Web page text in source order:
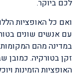
לכם ביוקר.
ואם כל האופציות
עם אנשים שונים
במדינה מהם
זקן בטורקיה. כמובן
האופציות הזמינות